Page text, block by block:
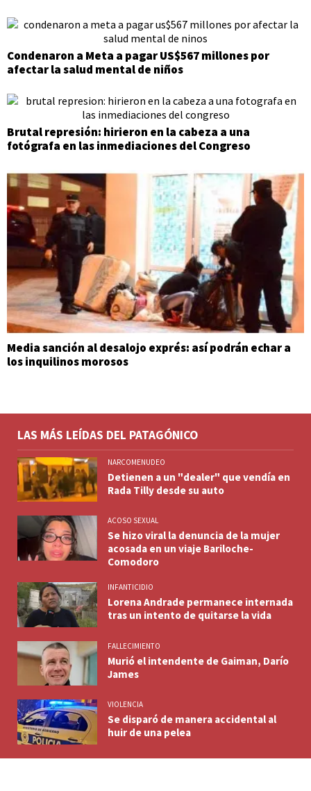
Condenaron a Meta a pagar US$567 millones por
afectar la salud mental de niños
Brutal represión: hirieron en la cabeza a una
fotógrafa en las inmediaciones del Congreso
Media sanción al desalojo exprés: así podrán echar a
los inquilinos morosos
LAS MÁS LEÍDAS DEL PATAGÓNICO
NARCOMENUDEO
Detienen a un "dealer" que vendía en
Rada Tilly desde su auto
ACOSO SEXUAL
Se hizo viral la denuncia de la mujer
acosada en un viaje Bariloche-
Comodoro
INFANTICIDIO
Lorena Andrade permanece internada
tras un intento de quitarse la vida
FALLECIMIENTO
Murió el intendente de Gaiman, Darío
James
VIOLENCIA
Se disparó de manera accidental al
huir de una pelea